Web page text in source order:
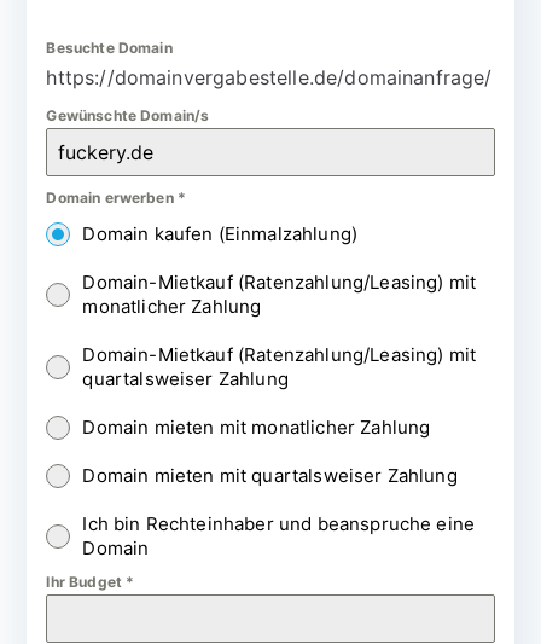
Besuchte Domain
https://domainvergabestelle.de/domainanfrage/
Gewünschte Domain/s
Domain erwerben *
Domain kaufen (Einmalzahlung)
Domain-Mietkauf (Ratenzahlung/Leasing) mit
monatlicher Zahlung
Domain-Mietkauf (Ratenzahlung/Leasing) mit
quartalsweiser Zahlung
Domain mieten mit monatlicher Zahlung
Domain mieten mit quartalsweiser Zahlung
Ich bin Rechteinhaber und beanspruche eine
Domain
Ihr Budget *